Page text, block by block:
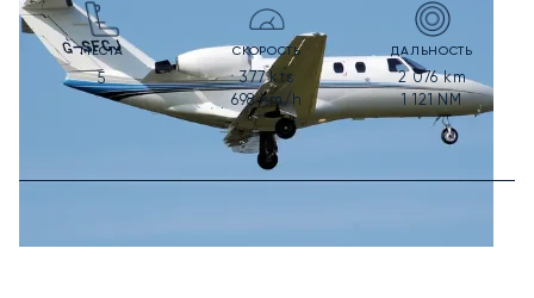
МЕСТА
5
СКОРОСТЬ
377kts
698km/h
ДАЛЬНОСТЬ
2 076km
1 121NM